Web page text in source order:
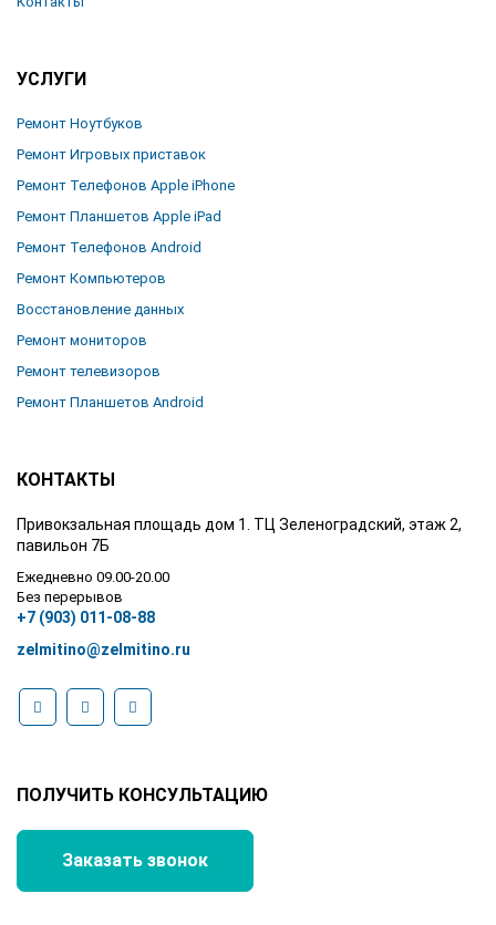
УСЛУГИ
Ремонт Ноутбуков
Ремонт Игровых приставок
Ремонт Телефонов Apple iPhone
Ремонт Планшетов Apple iPad
Ремонт Телефонов Android
Ремонт Компьютеров
Восстановление данных
Ремонт мониторов
Ремонт телевизоров
Ремонт Планшетов Android
КОНТАКТЫ
Привокзальная площадь дом 1. ТЦ Зеленоградский, этаж 2,
павильон 7Б
Ежедневно 09.00-20.00
Без перерывов
+7 (903) 011-08-88
zelmitino@zelmitino.ru
ПОЛУЧИТЬ КОНСУЛЬТАЦИЮ
Заказать звонок